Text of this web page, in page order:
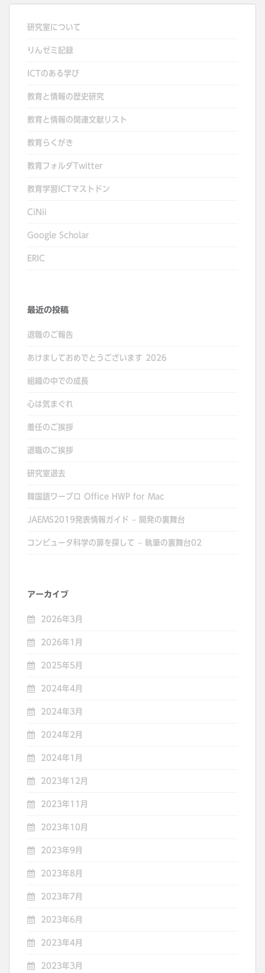
ゲ
研究室について
りんゼミ記録
ICTのある学び
教育と情報の歴史研究
教育と情報の関連文献リスト
教育らくがき
教育フォルダTwitter
教育学習ICTマストドン
CiNii
Google Scholar
ERIC
最近の投稿
退職のご報告
あけましておめでとうございます 2026
組織の中での成長
心は気まぐれ
着任のご挨拶
退職のご挨拶
研究室退去
韓国語ワープロ Office HWP for Mac
JAEMS2019発表情報ガイド – 開発の裏舞台
コンピュータ科学の扉を探して – 執筆の裏舞台02
アーカイブ
2026年3月
2026年1月
2025年5月
2024年4月
2024年3月
2024年2月
2024年1月
2023年12月
2023年11月
2023年10月
2023年9月
2023年8月
2023年7月
2023年6月
2023年4月
2023年3月